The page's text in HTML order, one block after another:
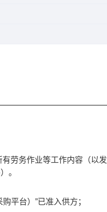
劳务作业等工作内容（以
。
平台）”已准入供方；